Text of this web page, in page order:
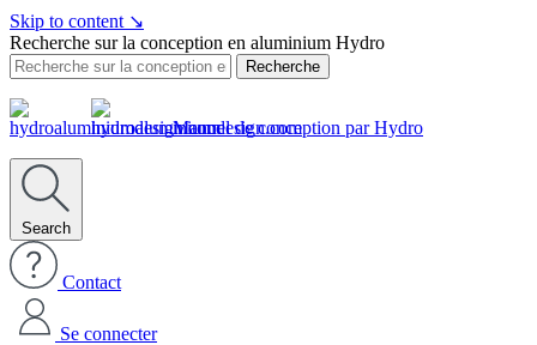
Skip to content ↘
Recherche sur la conception en aluminium Hydro
Recherche
Manuel de conception par Hydro
Search
Contact
Se connecter